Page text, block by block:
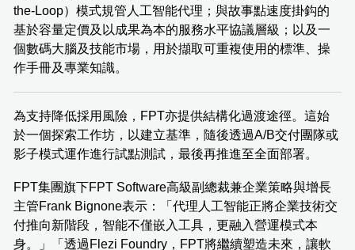
the-Loop）模式規管人工智能代理；與故事點速度掛鈎的
基於容量定價及以成果為本的服務水平協議層級；以及一
個數碼大腦及技能市場，用於擷取可重複使用的標準、操
作手冊及專業知識。
為支持降低採用風險，FPT亦提供結構化過渡途徑。這始
於一個探索工作坊，以建立基準，隨後透過A/B交付團隊或
影子模式運作進行試點測試，最後再推進至全面部署。
FPT集團旗下FPT Software高級副總裁兼企業策略與增長
主管Frank Bignone表示：「代理人工智能正將企業技術交
付推向新階段，智能不僅嵌入工具，更融入營運模式本
身。」「透過Flezi Foundry，FPT將繼續塑造未來，讓軟